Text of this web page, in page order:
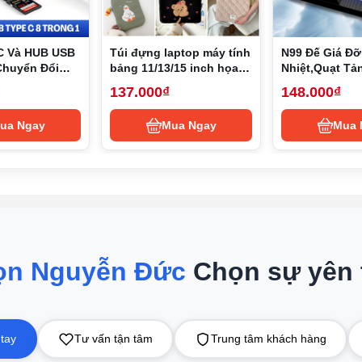
Và HUB USB
Đổi
3.0, SD,
Type-C
Ngay
Túi đựng laptop máy tính
bảng 11/13/15 inch họa
cách Hàn Quốc
137.000₫
Mua Ngay
N99 Đế Giá
Nhiệt,Quạt
Nhiệt Cho
2 USB
148.000₫
Mua
Nguyễn Đức Chọn sự yên
Tư vấn tận tâm Trung tâm khách hàng